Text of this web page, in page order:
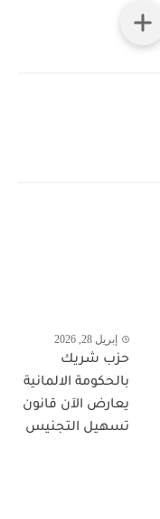
إبريل 28, 2026
حزب شريك
بالحكومة الالمانية
يعارض الآن قانون
تسهيل التجنيس